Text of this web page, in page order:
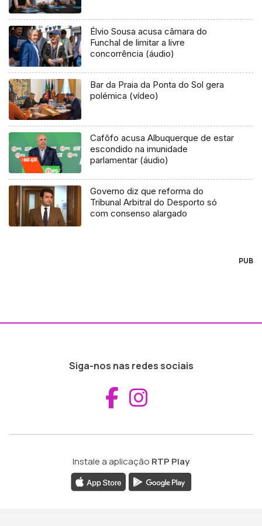
Élvio Sousa acusa câmara do
Funchal de limitar a livre
concorrência (áudio)
Bar da Praia da Ponta do Sol gera
polémica (vídeo)
Cafôfo acusa Albuquerque de estar
escondido na imunidade
parlamentar (áudio)
Governo diz que reforma do
Tribunal Arbitral do Desporto só
com consenso alargado
PUB
Siga-nos nas redes sociais
Aceder ao
Instale a aplicação RTP Play